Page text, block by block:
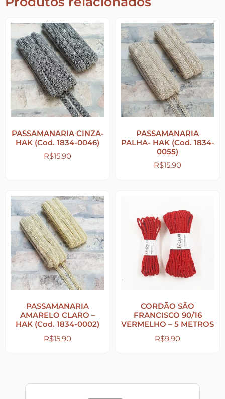
Amor – Love – Coração
Farmácia – medicamentos – remédios
Bonecas Tildas
Apliques em Geral
Viagem – Relógios – Engrenagens – Cinema
Peças Diversas em MDF formatos especiais
Aviamentos
Decortela
PASSAMANARIA CINZA-
HAK (Cod. 1834-0046)
R$15,90
PASSAMANARIA
PALHA- HAK (Cod. 1834-
0055)
R$15,90
PASSAMANARIA
AMARELO CLARO –
HAK (Cod. 1834-0002)
R$15,90
CORDÃO SÃO
FRANCISCO 90/16
VERMELHO – 5 METROS
R$9,90